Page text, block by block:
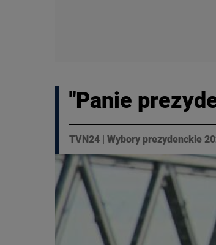
"Panie
TVN24 | Wybory prezydenckie